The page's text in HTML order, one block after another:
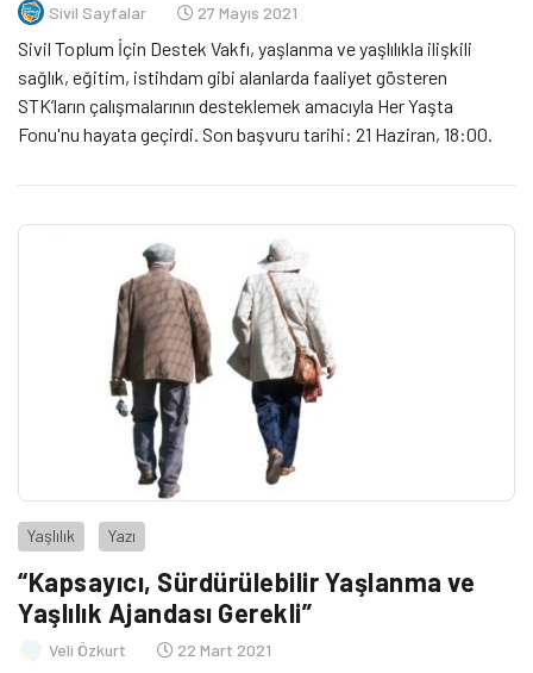
Sivil Sayfalar 27 Mayıs 2021
Sivil Toplum İçin Destek Vakfı, yaşlanma ve yaşlılıkla ilişkili
sağlık, eğitim, istihdam gibi alanlarda faaliyet gösteren
STK’ların çalışmalarının desteklemek amacıyla Her Yaşta
Fonu'nu hayata geçirdi. Son başvuru tarihi: 21 Haziran, 18:00.
Yaşlılık Yazı
“Kapsayıcı, Sürdürülebilir Yaşlanma ve
Yaşlılık Ajandası Gerekli”
Veli Özkurt 22 Mart 2021